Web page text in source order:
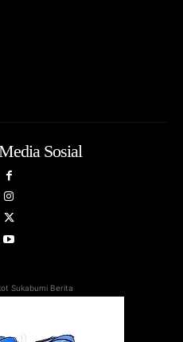
Sosial
Sukabumi Berita